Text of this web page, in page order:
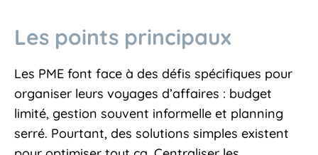
Les points principaux
Les PME font face à des défis spécifiques pour
organiser leurs voyages d’affaires : budget
limité, gestion souvent informelle et planning
serré. Pourtant, des solutions simples existent